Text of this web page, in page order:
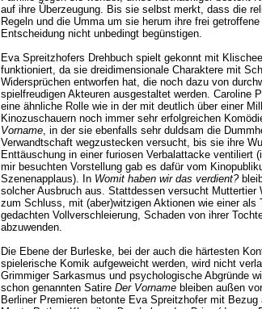
auf ihre Überzeugung. Bis sie selbst merkt, dass die
Regeln und die Umma um sie herum ihre frei getroffene
Entscheidung nicht unbedingt begünstigen.
Eva Spreitzhofers Drehbuch spielt gekonnt mit
funktioniert, da sie dreidimensionale Charaktere mit
Widersprüchen entworfen hat, die noch dazu von
spielfreudigen Akteuren ausgestaltet werden. Caroline
eine ähnliche Rolle wie in der mit deutlich über einer
Kinozuschauern noch immer sehr erfolgreichen
Vorname, in der sie ebenfalls sehr duldsam die
Verwandtschaft wegzustecken versucht, bis sie ihre
Enttäuschung in einer furiosen Verbalattacke ventiliert
mir besuchten Vorstellung gab es dafür vom
Szenenapplaus). In Womit haben wir das verdient?
solcher Ausbruch aus. Stattdessen versucht Muttertier
zum Schluss, mit (aber)witzigen Aktionen wie einer als
gedachten Vollverschleierung, Schaden von ihrer
abzuwenden.
Die Ebene der Burleske, bei der auch die härtesten
spielerische Komik aufgeweicht werden, wird nicht
Grimmiger Sarkasmus und psychologische Abgründe
schon genannten Satire Der Vornamebleiben außen
Berliner Premieren betonte Eva Spreitzhofer mit Bezug